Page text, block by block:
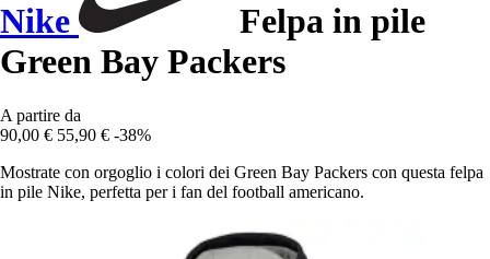
Nike
Felpa in pile
Green Bay Packers
A partire da
90,00 € 55,90 € -38%
Mostrate con orgoglio i colori dei Green Bay Packers con questa felpa
in pile Nike, perfetta per i fan del football americano.